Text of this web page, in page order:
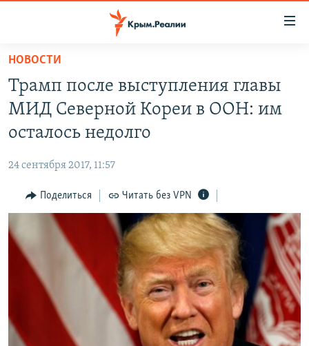
Вернуться
основному
содержанию
главной
навигации
Вернутся
поиску
СПЕЦПРОЕКТЫ
11 ЛЕТ ОККУПАЦИИ КРЫМА. 11 ИСТОРИЙ СОПРОТИВЛЕНИЯ
ЕЩЕ
ИНТЕРАКТИВ
ИНФОГРАФИКА
ТЕЛЕПРОЕКТ КРЫМ.РЕАЛИИ
СОВЕТЫ ПРАВОЗАЩИТНИКОВ
ПРОПАВШИЕ БЕЗ ВЕСТИ
ПОБЕДИТЕЛЕЙ НЕ СУДЯТ?
РАДІО СВОБОДА
КАК ОБОЙТИ БЛОКИРОВКУ
Українською
Qırımtatar
ПРИСОЕДИНЯЙТЕСЬ!
НОВОСТИ
Трамп после выступления главы
МИД Северной Кореи в ООН: им
осталось недолго
24 сентября 2017, 11:57
Поделиться Читать без VPN